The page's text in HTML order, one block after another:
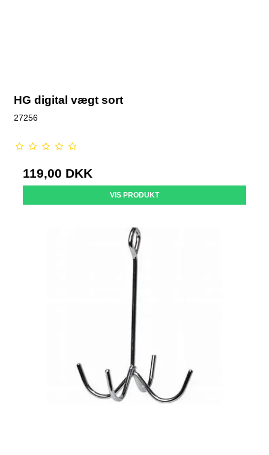
HG digital vægt sort
27256
119,00 DKK
VIS PRODUKT